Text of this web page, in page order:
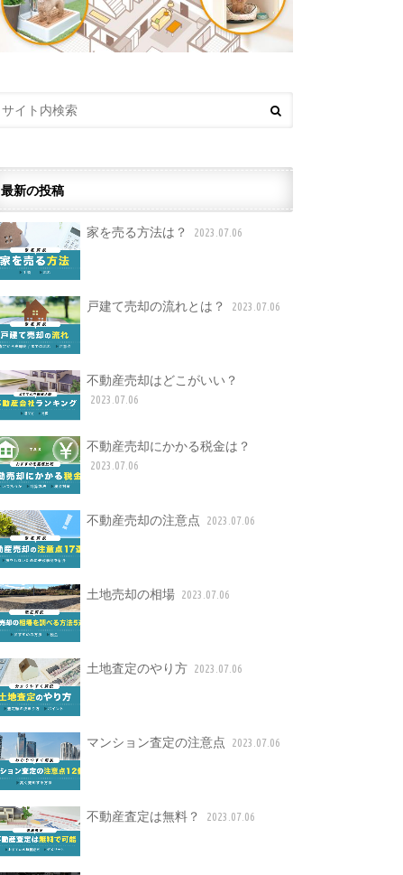
最新の投稿
家を売る方法は？ 2023.07.06
戸建て売却の流れとは？ 2023.07.06
不動産売却はどこがいい？
2023.07.06
不動産売却にかかる税金は？
2023.07.06
不動産売却の注意点 2023.07.06
土地売却の相場 2023.07.06
土地査定のやり方 2023.07.06
マンション査定の注意点 2023.07.06
不動産査定は無料？ 2023.07.06